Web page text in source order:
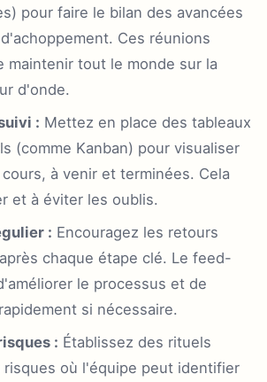
pour faire le bilan des avancées
Ces réunions
maintenir tout le monde sur la
d'onde.
: Mettez en place des tableaux
(comme Kanban) pour visualiser
à venir et terminées. Cela
et à éviter les oublis.
: Encouragez les retours
chaque étape clé. Le feed-
le processus et de
si nécessaire.
: Établissez des rituels
risques où l'équipe peut identifier